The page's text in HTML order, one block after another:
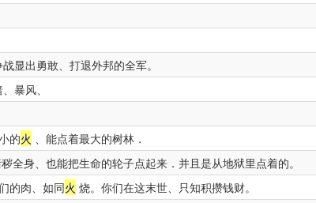
显出勇敢、打退外邦的全军。
暴风、
的火 、能点着最大的树林．
全身、也能把生命的轮子点起来．并且是从地狱里点着的。
的肉、如同火 烧。你们在这末世、只知积攒钱财。